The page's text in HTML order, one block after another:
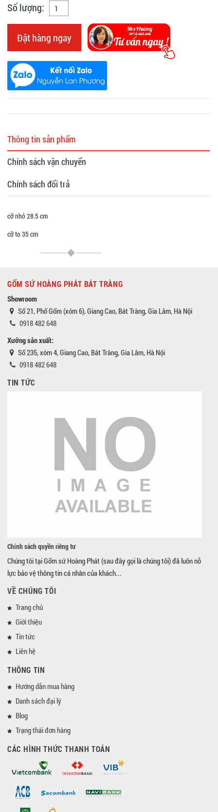
Số lượng:
Đặt hàng ngay
Thông tin sản phẩm
Chính sách vận chuyển
Chính sách đổi trả
cỡ nhỏ 28.5 cm
cỡ to 35 cm
GỐM SỨ HOÀNG PHÁT BÁT TRÀNG
Showroom
Số 21, Phố Gốm (xóm 6), Giang Cao, Bát Tràng, Gia Lâm, Hà Nội
0918 482 648
Xưởng sản xuất:
Số 235, xóm 4, Giang Cao, Bát Tràng, Gia Lâm, Hà Nội
0918 482 648
TIN TỨC
Chính sách quyền riêng tư
Chúng tôi tại Gốm sứ Hoàng Phát (sau đây gọi là chúng tôi) đã luôn nỗ
lực bảo vệ thông tin cá nhân của khách...
VỀ CHÚNG TÔI
Trang chủ
Giới thiệu
Tin tức
Liên hệ
THÔNG TIN
Hướng dẫn mua hàng
Danh sách đại lý
Blog
Trạng thái đơn hàng
CÁC HÌNH THỨC THANH TOÁN